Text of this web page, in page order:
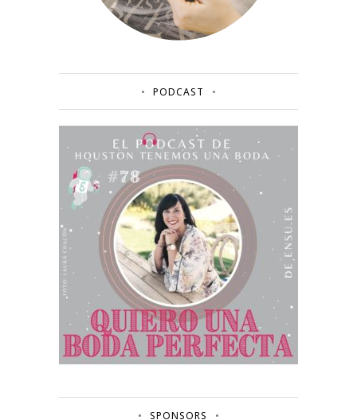
PODCAST
SPONSORS